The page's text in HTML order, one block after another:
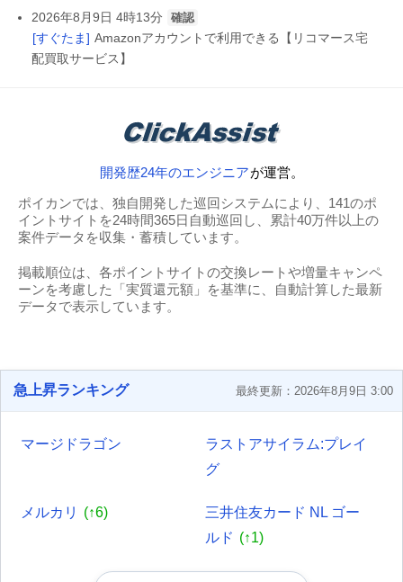
2026年8月9日 4時13分 確認
[すぐたま] Amazonアカウントで利用できる【リコマース宅
配買取サービス】
開発歴24年のエンジニアが運営。
ポイカンでは、独自開発した巡回システムにより、141のポ
イントサイトを24時間365日自動巡回し、累計40万件以上の
案件データを収集・蓄積しています。
掲載順位は、各ポイントサイトの交換レートや増量キャンペ
ーンを考慮した「実質還元額」を基準に、自動計算した最新
データで表示しています。
急上昇ランキング 最終更新：2026年8月9日 3:00
マージドラゴン
ラストアサイラム:プレイ
グ
メルカリ (↑6)
三井住友カード NL ゴー
ルド (↑1)